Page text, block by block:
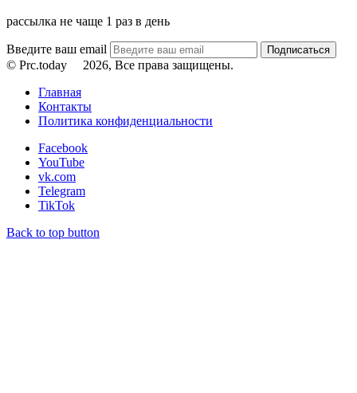
рассылка не чаще 1 раз в день
Введите ваш email
© Prc.today
2026, Все права защищены.
Главная
Контакты
Политика конфиденциальности
Facebook
YouTube
vk.com
Telegram
TikTok
Back to top button